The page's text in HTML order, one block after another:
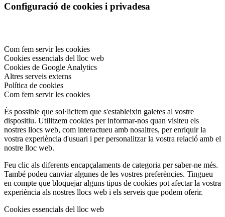
Configuració de cookies i privadesa
Com fem servir les cookies
Cookies essencials del lloc web
Cookies de Google Analytics
Altres serveis externs
Política de cookies
Com fem servir les cookies
És possible que sol·licitem que s'estableixin galetes al vostre
dispositiu. Utilitzem cookies per informar-nos quan visiteu els
nostres llocs web, com interactueu amb nosaltres, per enriquir la
vostra experiència d'usuari i per personalitzar la vostra relació amb el
nostre lloc web.
Feu clic als diferents encapçalaments de categoria per saber-ne més.
També podeu canviar algunes de les vostres preferències. Tingueu
en compte que bloquejar alguns tipus de cookies pot afectar la vostra
experiència als nostres llocs web i els serveis que podem oferir.
Cookies essencials del lloc web